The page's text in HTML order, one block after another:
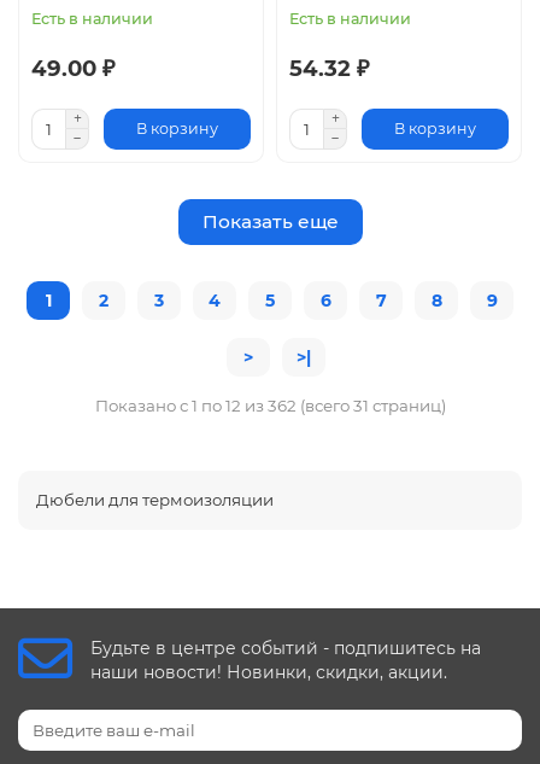
Есть в наличии
49.00 ₽
В корзину
Есть в наличии
54.32 ₽
В корзину
Показать еще
1 2 3 4 5 6 7 8 9
> >|
Показано с 1 по 12 из 362 (всего 31 страниц)
Дюбели для термоизоляции
Будьте в центре событий - подпишитесь на
наши новости! Новинки, скидки, акции.